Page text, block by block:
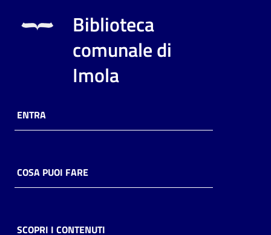
Scopri
online
Piani
Biblioteca
comunale di
Imola
ENTRA
COSA PUOI FARE
SCOPRI I CONTENUTI